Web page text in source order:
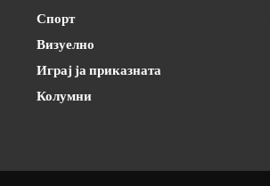
Спорт
Визуелно
Играј ја приказната
Колумни